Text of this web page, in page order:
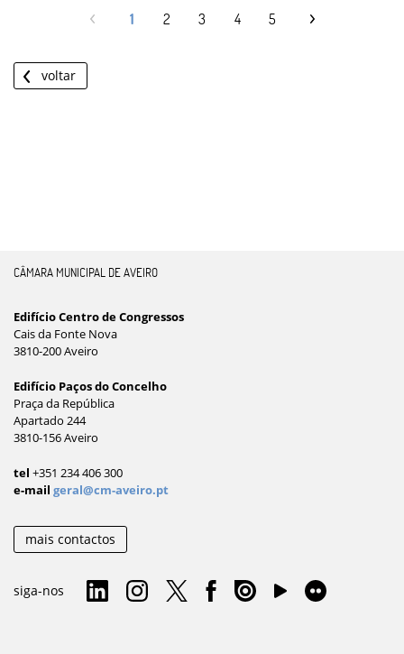
1 2 3 4 5
voltar
CÂMARA MUNICIPAL DE AVEIRO
Edifício Centro de Congressos
Cais da Fonte Nova
3810-200 Aveiro
Edifício Paços do Concelho
Praça da República
Apartado 244
3810-156 Aveiro
tel +351 234 406 300
e-mail geral@cm-aveiro.pt
mais contactos
siga-nos